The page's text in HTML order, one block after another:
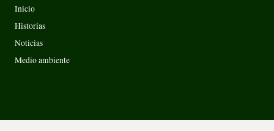
Inicio
Historias
Noticias
Medio ambiente